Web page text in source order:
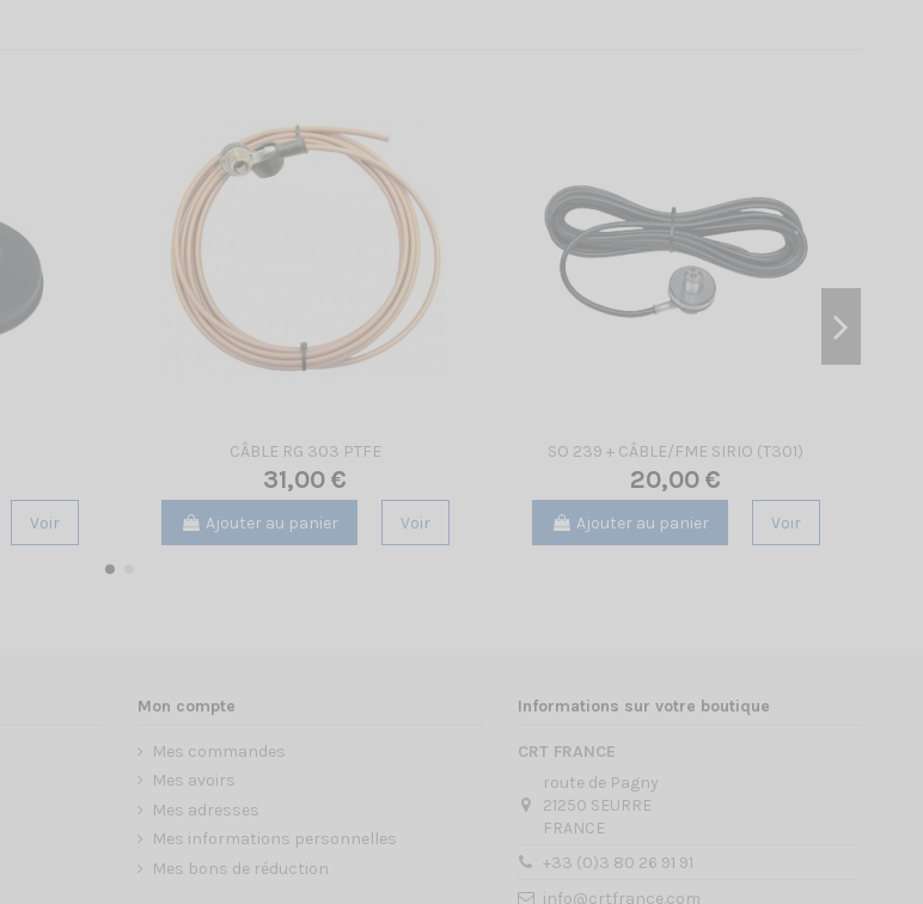
Voir
CÂBLE RG 303 PTFE
31,00 €
Ajouter au panier Voir
SO 239 + CÂBLE/FME SIRIO (T301)
20,00 €
Ajouter au panier Voir
Mon compte
Mes commandes
Mes avoirs
Mes adresses
Mes informations personnelles
Mes bons de réduction
Informations sur votre boutique
CRT FRANCE
route de Pagny
21250 SEURRE
FRANCE
+33 (0)3 80 26 91 91
info@crtfrance.com